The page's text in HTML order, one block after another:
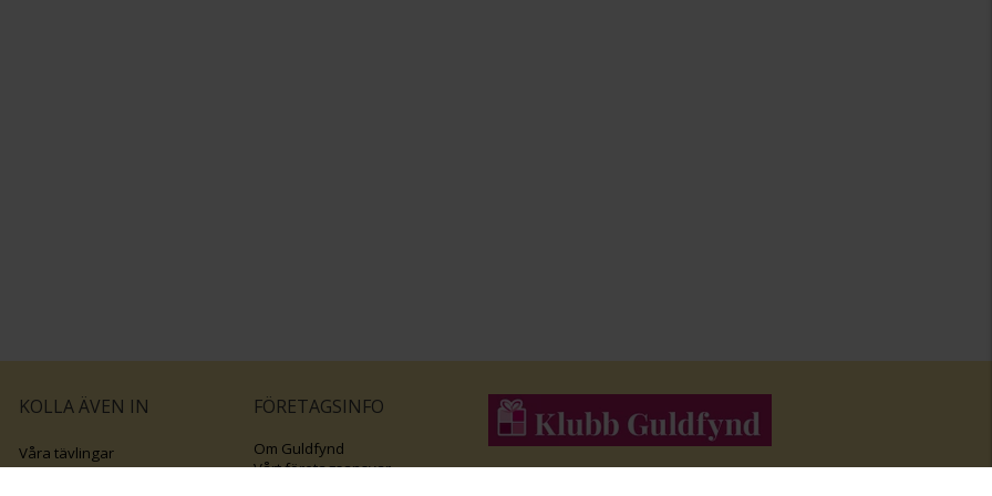
KOLLA ÄVEN IN
Våra tävlingar
Rosa Bandet
FÖRETAGSINFO
Om Guldfynd
Vårt företagsansvar